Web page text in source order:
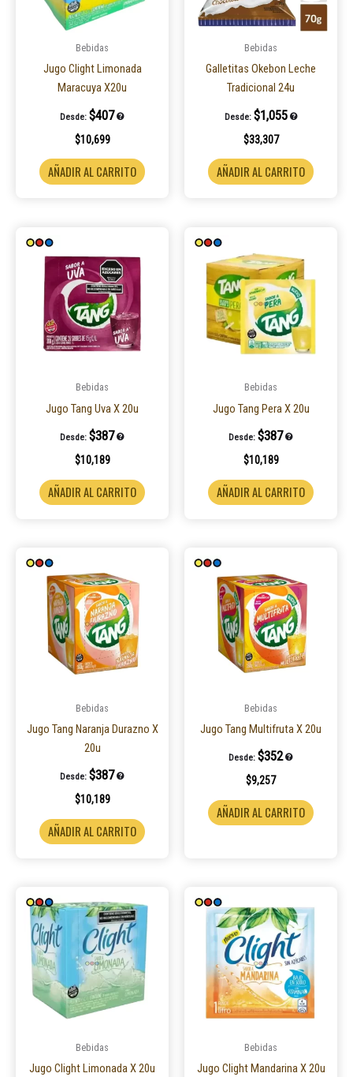
Bebidas
Jugo Clight Limonada
Maracuya X20u
Desde: $407
$10,699
AÑADIR AL CARRITO
Bebidas
Galletitas Okebon Leche
Tradicional 24u
Desde: $1,055
$33,307
AÑADIR AL CARRITO
Bebidas
Jugo Tang Uva X 20u
Desde: $387
$10,189
AÑADIR AL CARRITO
Bebidas
Jugo Tang Pera X 20u
Desde: $387
$10,189
AÑADIR AL CARRITO
Bebidas
Jugo Tang Naranja Durazno X
20u
Desde: $387
$10,189
AÑADIR AL CARRITO
Bebidas
Jugo Tang Multifruta X 20u
Desde: $352
$9,257
AÑADIR AL CARRITO
Bebidas
Jugo Clight Limonada X 20u
Bebidas
Jugo Clight Mandarina X 20u